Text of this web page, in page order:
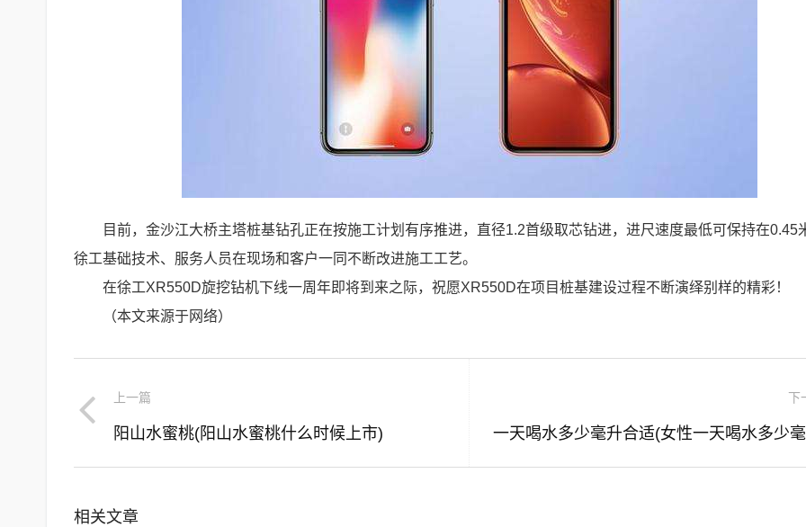
目前，金沙江大桥主塔桩基钻孔正在按施工计划有序推进，直径1.2首级取芯钻进，进尺速度最低可保持在0.45
徐工基础技术、服务人员在现场和客户一同不断改进施工工艺。
在徐工XR550D旋挖钻机下线一周年即将到来之际，祝愿XR550D在项目桩基建设过程不断演绎别样的精彩！
（本文来源于网络）
上一篇
阳山水蜜桃(阳山水蜜桃什么时候上市)
下
相关文章